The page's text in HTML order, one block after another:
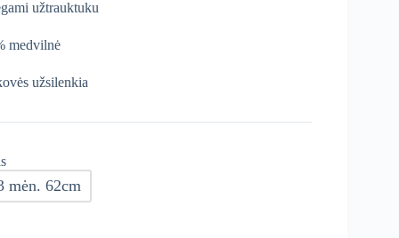
užtrauktuku
medvilnė
užsilenkia
mėn. 62cm